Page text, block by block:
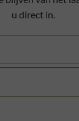
u direct in.